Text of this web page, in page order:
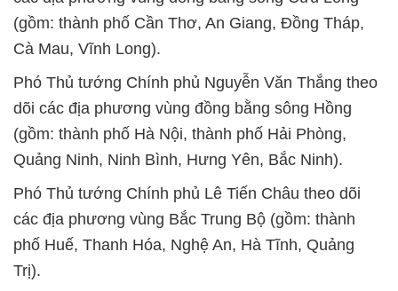
(gồm: thành phố Cần Thơ, An Giang, Đồng Tháp,
Cà Mau, Vĩnh Long).
Phó Thủ tướng Chính phủ Nguyễn Văn Thắng theo
dõi các địa phương vùng đồng bằng sông Hồng
(gồm: thành phố Hà Nội, thành phố Hải Phòng,
Quảng Ninh, Ninh Bình, Hưng Yên, Bắc Ninh).
Phó Thủ tướng Chính phủ Lê Tiến Châu theo dõi
các địa phương vùng Bắc Trung Bộ (gồm: thành
phố Huế, Thanh Hóa, Nghệ An, Hà Tĩnh, Quảng
Trị).